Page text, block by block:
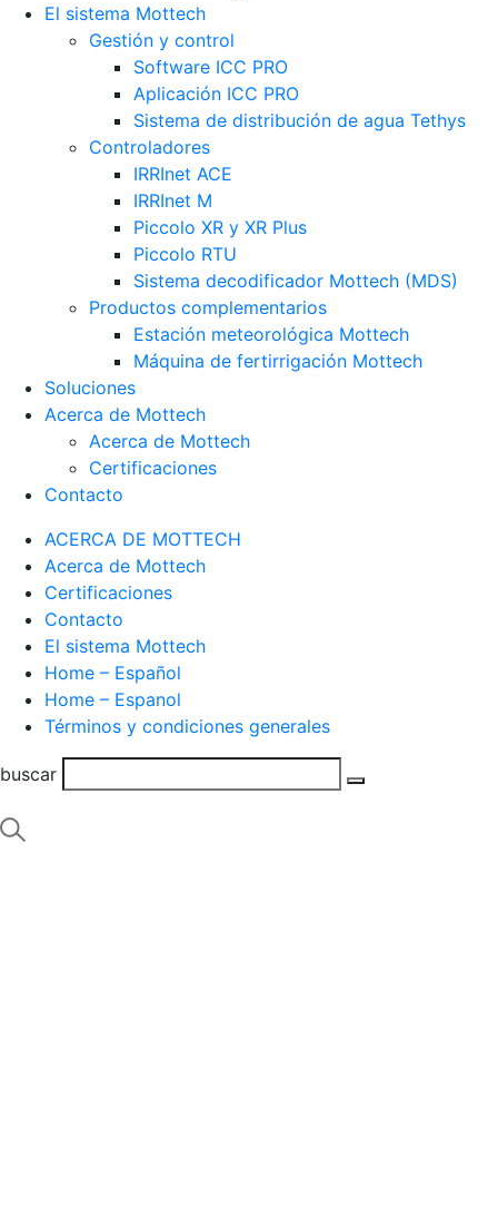
El sistema Mottech
Gestión y control
Software ICC PRO
Aplicación ICC PRO
Sistema de distribución de agua Tethys
Controladores
IRRInet ACE
IRRInet M
Piccolo XR y XR Plus
Piccolo RTU
Sistema decodificador Mottech (MDS)
Productos complementarios
Estación meteorológica Mottech
Máquina de fertirrigación Mottech
Soluciones
Acerca de Mottech
Acerca de Mottech
Certificaciones
Contacto
ACERCA DE MOTTECH
Acerca de Mottech
Certificaciones
Contacto
El sistema Mottech
Home – Español
Home – Espanol
Términos y condiciones generales
buscar